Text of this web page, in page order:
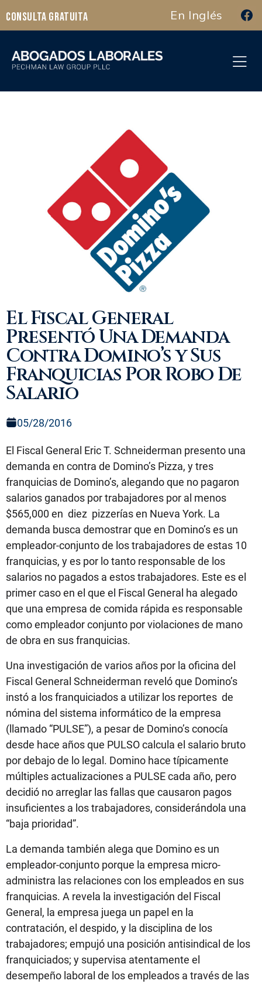
Consulta Gratuita En Inglés
El Fiscal General
Presentó Una Demanda
Contra Domino’s y Sus
Franquicias Por Robo De
Salario
05/28/2016
El Fiscal General Eric T. Schneiderman presento una
demanda en contra de Domino’s Pizza, y tres
franquicias de Domino’s, alegando que no pagaron
salarios ganados por trabajadores por al menos
$565,000 en diez pizzerías en Nueva York. La
demanda busca demostrar que en Domino’s es un
empleador-conjunto de los trabajadores de estas 10
franquicias, y es por lo tanto responsable de los
salarios no pagados a estos trabajadores. Este es el
primer caso en el que el Fiscal General ha alegado
que una empresa de comida rápida es responsable
como empleador conjunto por violaciones de mano
de obra en sus franquicias.
Una investigación de varios años por la oficina del
Fiscal General Schneiderman reveló que Domino’s
instó a los franquiciados a utilizar los reportes de
nómina del sistema informático de la empresa
(llamado “PULSE”), a pesar de Domino’s conocía
desde hace años que PULSO calcula el salario bruto
por debajo de lo legal. Domino hace típicamente
múltiples actualizaciones a PULSE cada año, pero
decidió no arreglar las fallas que causaron pagos
insuficientes a los trabajadores, considerándola una
“baja prioridad”.
La demanda también alega que Domino es un
empleador-conjunto porque la empresa micro-
administra las relaciones con los empleados en sus
franquicias. A revela la investigación del Fiscal
General, la empresa juega un papel en la
contratación, el despido, y la disciplina de los
trabajadores; empujó una posición antisindical de los
franquiciados; y supervisa atentamente el
desempeño laboral de los empleados a través de las